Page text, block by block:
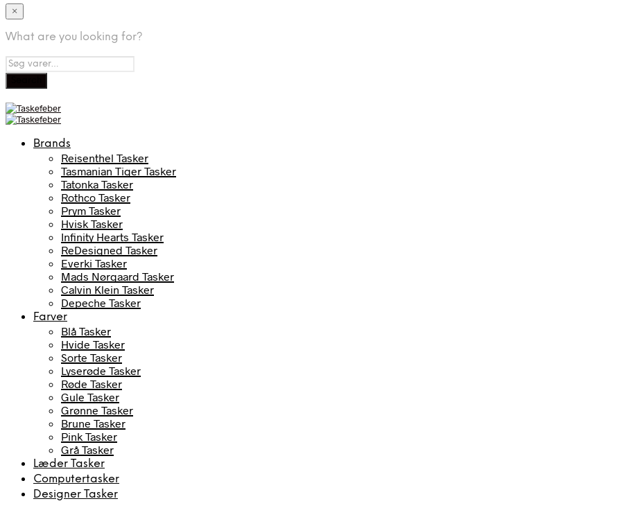
×
What are you looking for?
Brands
Reisenthel Tasker
Tasmanian Tiger Tasker
Tatonka Tasker
Rothco Tasker
Prym Tasker
Hvisk Tasker
Infinity Hearts Tasker
ReDesigned Tasker
Everki Tasker
Mads Nørgaard Tasker
Calvin Klein Tasker
Depeche Tasker
Farver
Blå Tasker
Hvide Tasker
Sorte Tasker
Lyserøde Tasker
Røde Tasker
Gule Tasker
Grønne Tasker
Brune Tasker
Pink Tasker
Grå Tasker
Læder Tasker
Computertasker
Designer Tasker